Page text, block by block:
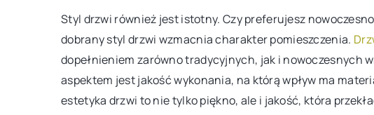
Styl drzwi również jest istotny. Czy preferujesz
dobrany styl drzwi wzmacnia charakter pomieszczenia.
dopełnieniem zarówno tradycyjnych, jak i nowoczesnych
aspektem jest jakość wykonania, na którą wpływ ma
estetyka drzwi to nie tylko piękno, ale i jakość, która
temat optymalnej pielęgnacji
roślin.